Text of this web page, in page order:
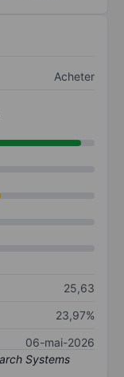
Acheter
25,63
23,97%
06-mai-2026